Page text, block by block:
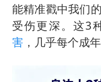
能精准戳中我们
受伤更深。这3
害 ，几乎每个成